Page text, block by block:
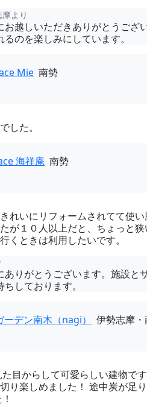
より
お越しいただきありがとうご
のを楽しみにしています。
Mie 南勢
した。
海祥庵 南勢
れいにリフォームされてて使
が１０人以上だと、ちょっと
くときは利用したいです。
ありがとうございます。施設
しております。
デン南木（nagi） 伊勢志摩・
目からして可愛らしい建物で
り楽しめました！ 途中炭が足